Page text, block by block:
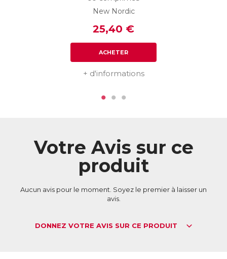
New Nordic
25,40 €
ACHETER
+ d'informations
Votre Avis sur ce
produit
Aucun avis pour le moment. Soyez le premier à laisser un
avis.
DONNEZ VOTRE AVIS SUR CE PRODUIT